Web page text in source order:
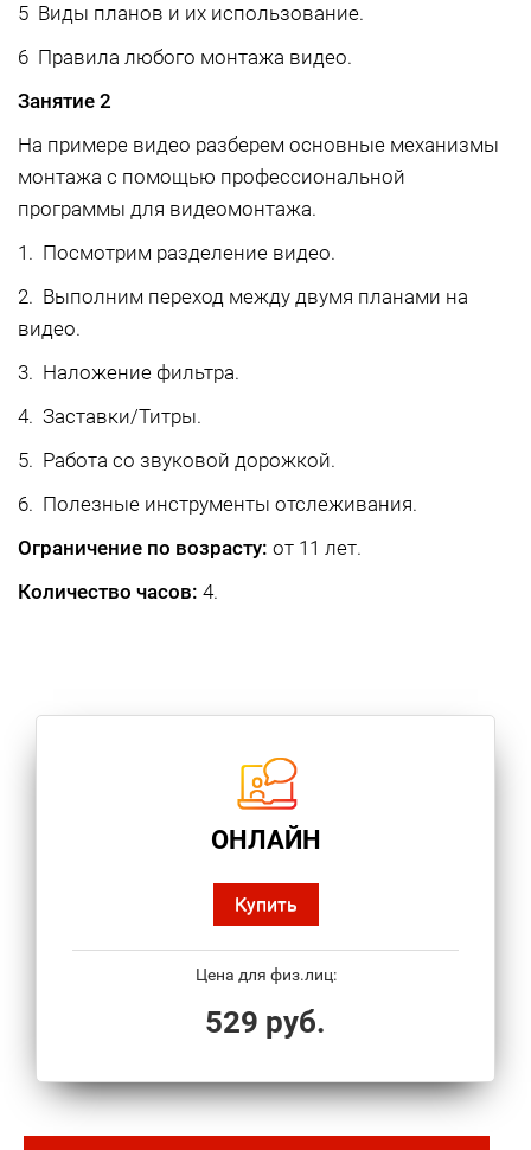
5 Виды планов и их использование.
6 Правила любого монтажа видео.
Занятие 2
На примере видео разберем основные механизмы
монтажа с помощью профессиональной
программы для видеомонтажа.
1. Посмотрим разделение видео.
2. Выполним переход между двумя планами на
видео.
3. Наложение фильтра.
4. Заставки/Титры.
5. Работа со звуковой дорожкой.
6. Полезные инструменты отслеживания.
Ограничение по возрасту: от 11 лет.
Количество часов: 4.
ОНЛАЙН
Купить
Цена для физ.лиц:
529 руб.